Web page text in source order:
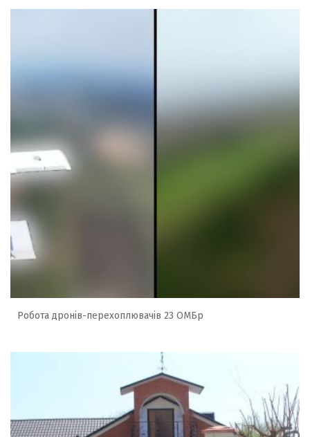
Робота дронів-перехоплювачів 23 ОМБр